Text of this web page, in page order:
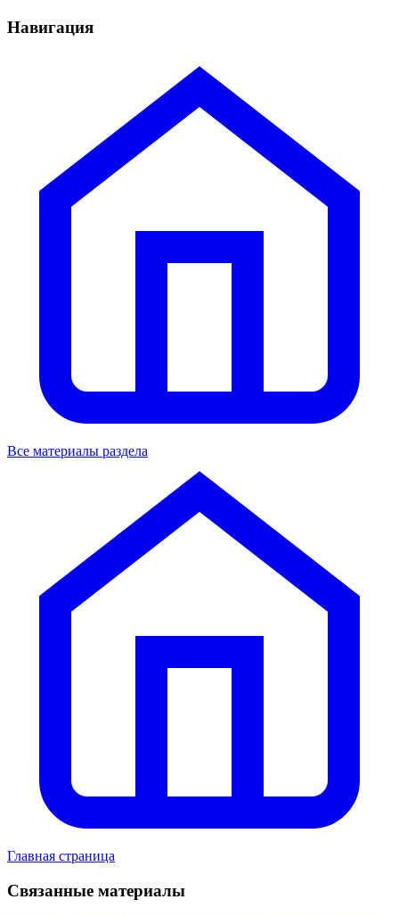
Навигация
Все материалы раздела
Главная страница
Связанные материалы